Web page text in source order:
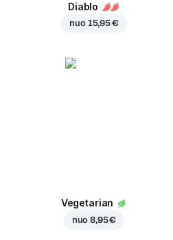
Diablo
nuo 15,95 €
Vegetarian
nuo8,95 €